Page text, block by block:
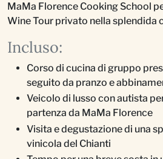
MaMa Florence Cooking School
Wine Tour privato nella splendida
Incluso:
Corso di cucina di gruppo
seguito da pranzo e
Veicolo di lusso con autista
partenza da MaMa Florence
Visita e degustazione di una
vinicola del Chianti